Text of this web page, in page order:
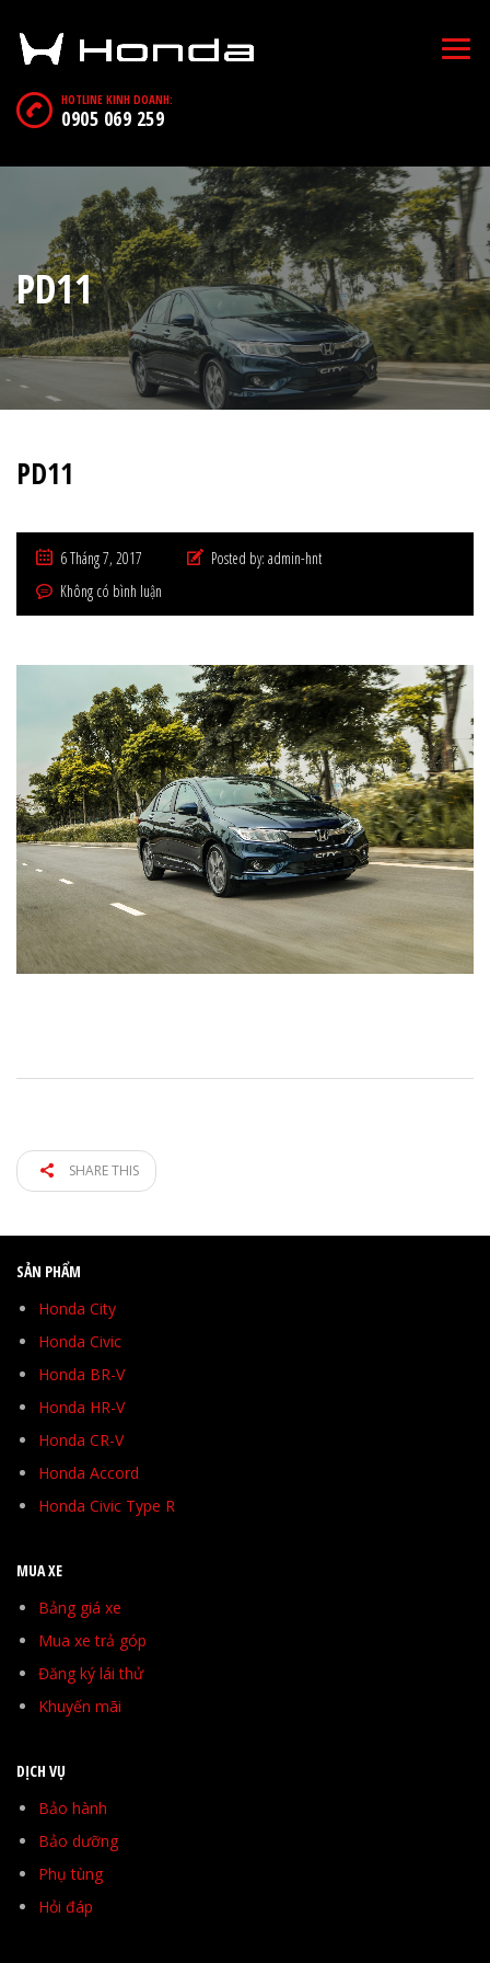
HOTLINE KINH DOANH:
0905 069 259
PD11
PD11
6 Tháng 7, 2017 Posted by: admin-hnt
Không có bình luận
SHARE THIS
SẢN PHẨM
Honda City
Honda Civic
Honda BR-V
Honda HR-V
Honda CR-V
Honda Accord
Honda Civic Type R
MUA XE
Bảng giá xe
Mua xe trả góp
Đăng ký lái thử
Khuyến mãi
DỊCH VỤ
Bảo hành
Bảo dưỡng
Phụ tùng
Hỏi đáp